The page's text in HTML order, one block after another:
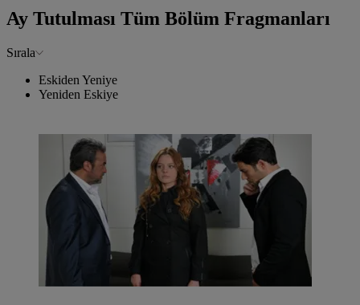
Ay Tutulması Tüm Bölüm Fragmanları
Sırala
Eskiden Yeniye
Yeniden Eskiye